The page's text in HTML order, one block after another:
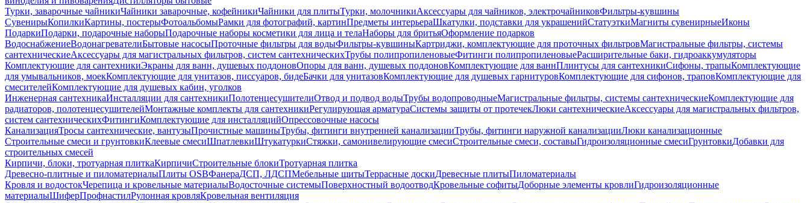
Турки, заварочные чайникиЧайники заварочные, кофейникиЧайники для плитыТурки, молочникиАксессуары для чайников, электрочайниковФильтры-кувшины
СувенирыКопилкиКартины, постерыФотоальбомыРамки для фотографий, картинПредметы интерьераШкатулки, подставки для украшенийСтатуэткиМагниты сувенирныеИконы
ПодаркиПодарки, подарочные наборыПодарочные наборы косметики для лица и телаНаборы для бритьяОформление подарков
ВодоснабжениеВодонагревателиБытовые насосыПроточные фильтры для водыФильтры-кувшиныКартриджи, комплектующие для проточных фильтровМагистральные фильтры, системы
сантехническиеАксессуары для магистральных фильтров, систем сантехническихТрубы полипропиленовыеФитинги полипропиленовыеРасширительные баки, гидроаккумуляторы
Комплектующие для сантехникиЭкраны для ванн, душевых поддоновОпоры для ванн, душевых поддоновКомплектующие для ваннПлинтусы для сантехникиСифоны, трапыКомплектующие
для умывальников, моекКомплектующие для унитазов, писсуаров, бидеБачки для унитазовКомплектующие для душевых гарнитуровКомплектующие для сифонов, траповКомплектующие для
смесителейКомплектующие для душевых кабин, уголков
Инженерная сантехникаИнсталляции для сантехникиПолотенцесушителиОтвод и подвод водыТрубы водопроводныеМагистральные фильтры, системы сантехническиеКомплектующие для
радиаторов, полотенцесушителейМонтажные комплекты для сантехникиРегулирующая арматураСистемы защиты от протечекЛюки сантехническиеАксессуары для магистральных фильтров,
систем сантехническихФитингиКомплектующие для инсталляцийОпрессовочные насосы
КанализацияТросы сантехнические, вантузыПрочистные машиныТрубы, фитинги внутренней канализацииТрубы, фитинги наружной канализацииЛюки канализационные
Строительные смеси и грунтовкиКлеевые смесиШпатлевкиШтукатуркиСтяжки, самонивелирующие смесиСтроительные смеси, составыГидроизоляционные смесиГрунтовкиДобавки для
строительных смесей
Кирпичи, блоки, тротуарная плиткаКирпичиСтроительные блокиТротуарная плитка
Древесно-плитные и пиломатериалыПлиты OSBФанераДСП, ЛДСПМебельные щитыТеррасные доскиДревесные плитыПиломатериалы
Кровля и водостокЧерепица и кровельные материалыВодосточные системыПоверхностный водоотводКровельные софитыДоборные элементы кровлиГидроизоляционные
материалыШиферПрофнастилРулонная кровляКровельная вентиляция